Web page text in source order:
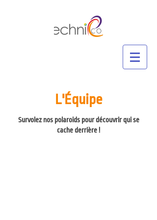
L'Équipe
Survolez nos polaroids pour découvrir qui se
cache derrière !